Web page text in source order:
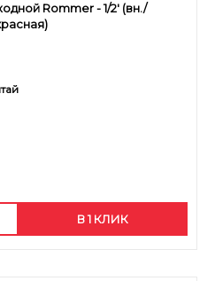
Rommer - 1/2' (вн./
В 1 КЛИК